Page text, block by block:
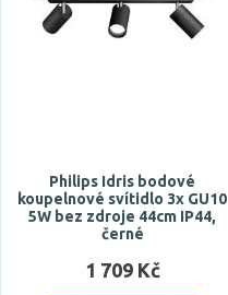
Philips Idris bodové
koupelnové svítidlo 3x GU10
5W bez zdroje 44cm IP44,
černé
1 709 Kč